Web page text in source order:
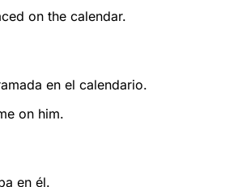
on the calendar.
en el calendario.
on him.
en él.